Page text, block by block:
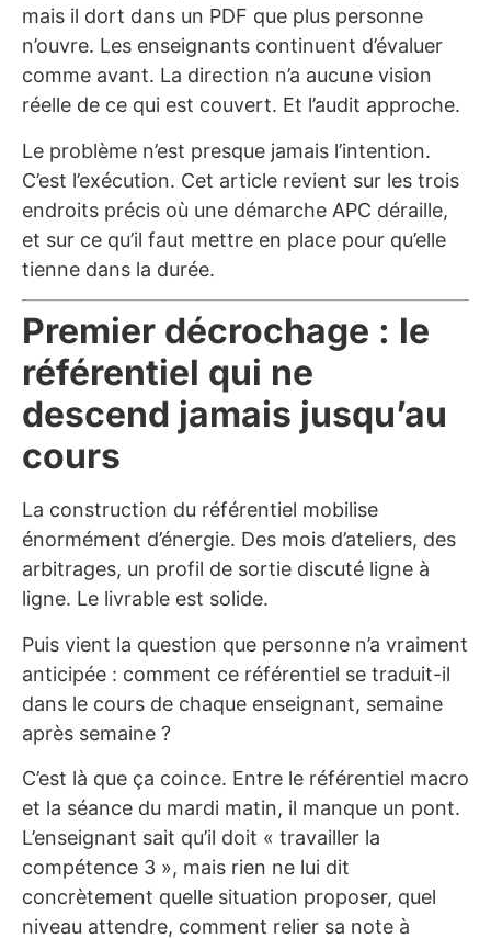
mais il dort dans un PDF que plus personne
n’ouvre. Les enseignants continuent d’évaluer
comme avant. La direction n’a aucune vision
réelle de ce qui est couvert. Et l’audit approche.
Le problème n’est presque jamais l’intention.
C’est l’exécution. Cet article revient sur les trois
endroits précis où une démarche APC déraille,
et sur ce qu’il faut mettre en place pour qu’elle
tienne dans la durée.
Premier décrochage : le
référentiel qui ne
descend jamais jusqu’au
cours
La construction du référentiel mobilise
énormément d’énergie. Des mois d’ateliers, des
arbitrages, un profil de sortie discuté ligne à
ligne. Le livrable est solide.
Puis vient la question que personne n’a vraiment
anticipée : comment ce référentiel se traduit-il
dans le cours de chaque enseignant, semaine
après semaine ?
C’est là que ça coince. Entre le référentiel macro
et la séance du mardi matin, il manque un pont.
L’enseignant sait qu’il doit « travailler la
compétence 3 », mais rien ne lui dit
concrètement quelle situation proposer, quel
niveau attendre, comment relier sa note à